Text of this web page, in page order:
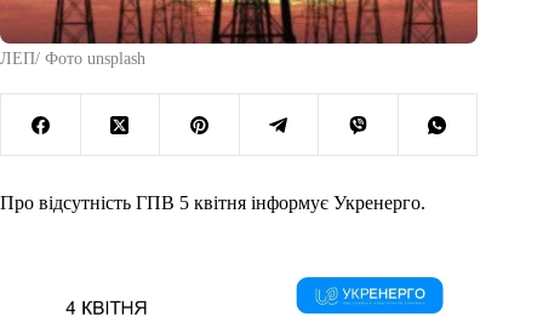
ЛЕП/ Фото unsplash
Про відсутність ГПВ 5 квітня інформує Укренерго.